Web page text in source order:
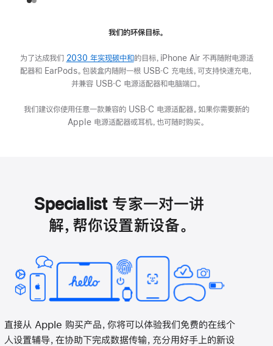
我们的环保目标。
为了达成我们 2030 年实现碳中和的目标，iPhone Air 不再随附电源适
配器和 EarPods。包装盒内随附一根 USB‑C 充电线，可支持快速充电，
并兼容 USB‑C 电源适配器和电脑端口。
我们建议你使用任意一款兼容的 USB‑C 电源适配器。如果你需要新的
Apple 电源适配器或耳机，也可随时购买。
Specialist 专家一对一讲
解，帮你设置新设备。
直接从 Apple 购买产品，你将可以体验我们免费的在线个
人设置辅导，在协助下完成数据传输，充分用好手上的新设